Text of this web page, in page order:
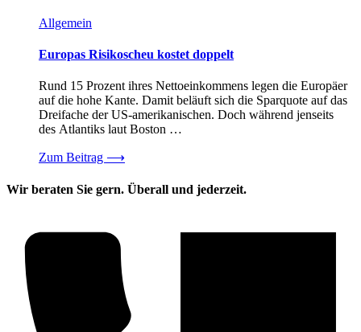
Allgemein
Europas Risikoscheu kostet doppelt
Rund 15 Prozent ihres Nettoeinkommens legen die Europäer
auf die hohe Kante. Damit beläuft sich die Sparquote auf das
Dreifache der US-amerikanischen. Doch während jenseits
des Atlantiks laut Boston …
Zum Beitrag ⟶
Wir beraten Sie gern. Überall und jederzeit.